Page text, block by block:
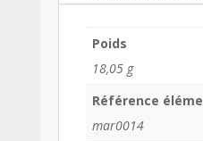
Poids
18,05 g
Référence
mar0014